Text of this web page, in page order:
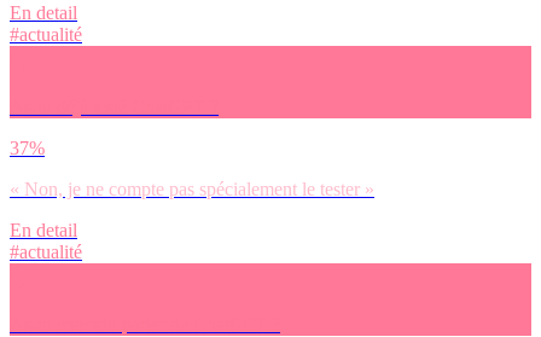
En detail
#actualité
37%
« Non, je ne compte pas spécialement le tester »
En detail
#actualité